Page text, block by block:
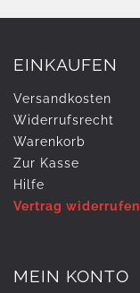
EINKAUFEN
Versandkosten
Widerrufs­recht
Warenkorb
Zur Kasse
Hilfe
Vertrag widerrufen
MEIN KONTO